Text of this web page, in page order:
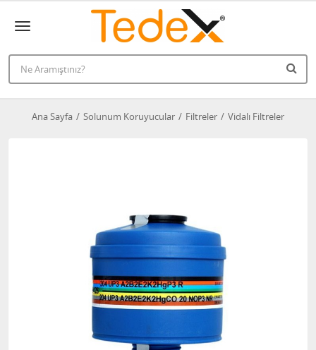
Ana Sayfa Solunum Koruyucular Filtreler Vidalı Filtreler